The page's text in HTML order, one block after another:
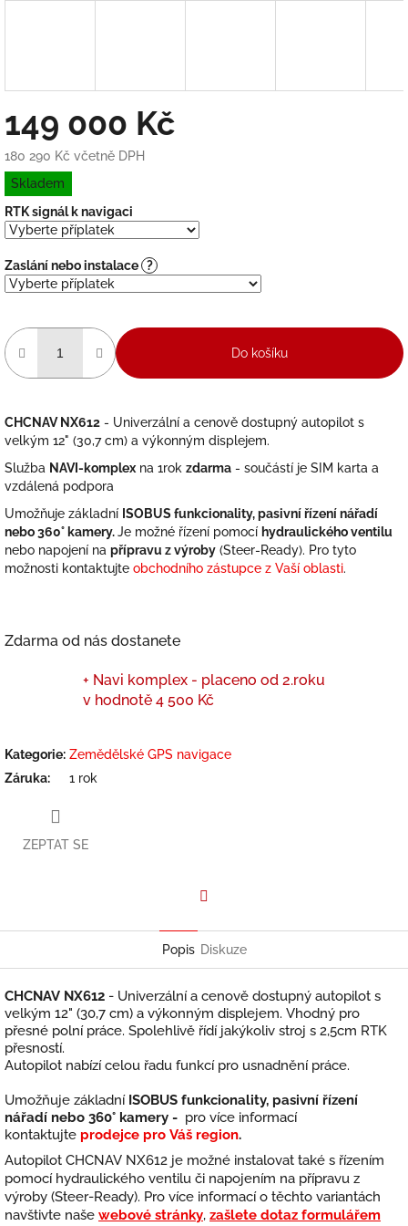
149 000 Kč
180 290 Kč včetně DPH
Měrná
cena:
Skladem
RTK signál k navigaci
Zaslání nebo instalace ?
Do košíku
CHCNAV NX612 - Univerzální a cenově dostupný autopilot s
velkým 12" (30,7 cm) a výkonným displejem.
Služba NAVI-komplexna 1rok zdarma - součástí je SIM karta a
vzdálená podpora
Umožňuje základní ISOBUS funkcionality, pasivní řízení nářadí
nebo 360° kamery.Je možné řízení pomocí hydraulického ventilu
nebo napojení na přípravu z výroby (Steer-Ready). Pro tyto
možnosti kontaktujte obchodního zástupce z Vaší oblasti.
Zdarma od nás dostanete
+ Navi komplex - placeno od 2.roku
v hodnotě 4 500 Kč
Kategorie: Zemědělské GPS navigace
Záruka: 1 rok
ZEPTAT SE
Popis Diskuze
CHCNAV NX612 - Univerzální a cenově dostupný autopilot s
velkým 12" (30,7 cm) a výkonným displejem. Vhodný pro
přesné polní práce. Spolehlivě řídí jakýkoliv stroj s 2,5cm RTK
přesností.
Autopilot nabízí celou řadu funkcí pro usnadnění práce.
Umožňuje základní ISOBUS funkcionality, pasivní řízení
nářadí nebo 360° kamery - pro více informací
kontaktujte prodejce pro Váš region.
Autopilot CHCNAV NX612 je možné instalovat také s řízením
pomocí hydraulického ventilu či napojením na přípravu z
výroby (Steer-Ready). Pro více informací o těchto variantách
navštivte naše webové stránky, zašlete dotaz formulářem